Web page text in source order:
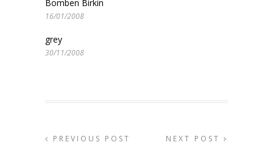
Bomben Birkin
16/01/2008
grey
30/11/2008
PREVIOUS POST NEXT POST